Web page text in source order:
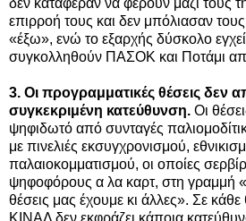
επιρροή τους και δεν μπόλιασαν
«έξω», ενώ το εξαρχής δύσκολο
συγκολληθούν ΠΑΣΟΚ και Ποτάμι
3. Οι προγραμματικές θέσεις δεν
συγκεκριμένη κατεύθυνση. Οι
ψηφιδωτό από συνταγές
με πινελιές εκσυγχρονισμού,
παλαιοκομματισμού, οι οποίες
ψηφοφόρους α λα καρτ, στη γραμμή
θέσεις μας έχουμε κι άλλες». Σε κάθε
ΚΙΝΑΛ δεν εκφράζει κάποια